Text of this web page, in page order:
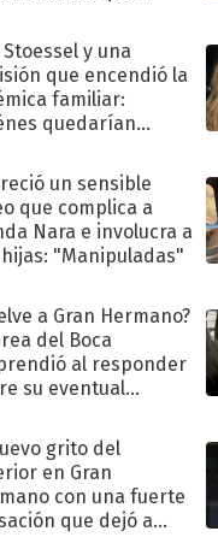
y una
que encendió la
familiar:
quedarían
un sensible
que complica a
Nara e involucra a
"Manipuladas"
a Gran Hermano?
del Boca
al responder
su eventual
grito del
en Gran
con una fuerte
que dejó a